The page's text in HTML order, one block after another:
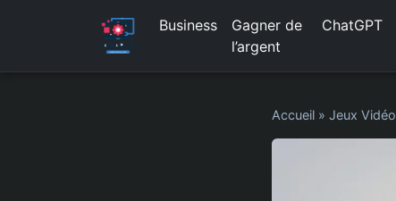
Business
Gagner de
l’argent
ChatGPT
Accueil » Jeux Vidéo